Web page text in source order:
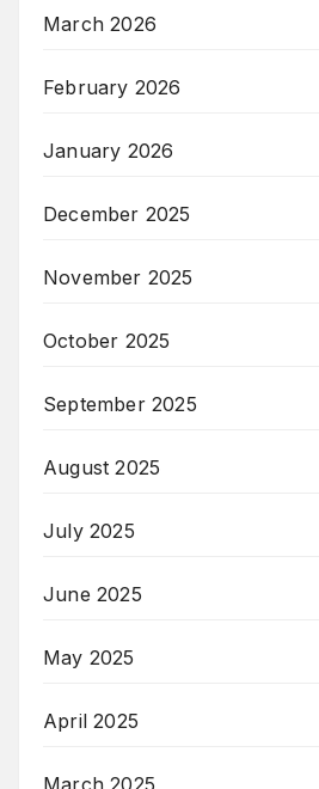
March 2026
February 2026
January 2026
December 2025
November 2025
October 2025
September 2025
August 2025
July 2025
June 2025
May 2025
April 2025
March 2025